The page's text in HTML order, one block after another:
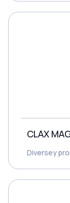
CLAX
Diversey